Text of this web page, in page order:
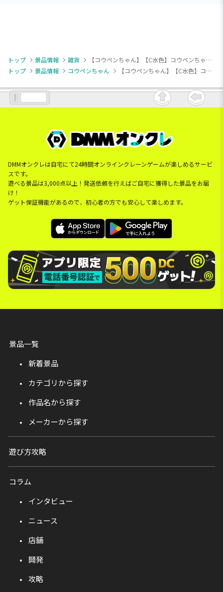
トップ 景品情報 雑貨
【コウペンちゃん】【C水色】コウペンちゃん カラビナつき 刺繍スクエアミニポーチ
トップ
景品情報 コウペンちゃん 【コウペンちゃん】【C水色】コウペンちゃん カラビナつき 刺繍スクエアミニポーチ
DMMオンクレは自宅にて24時間オンラインクレーンゲームが楽しめるサービ
スです。
遊べる景品は3,000点以上！発送依頼を行えばご自宅に獲得した景品をお届
け！
ゲット保証機能があるので、初心者の方でも安心して楽しめます。
景品一覧
新着景品
カテゴリから探す
作品名から探す
メーカーから探す
遊び方攻略
コラム
インタビュー
ニュース
店舗
開発
攻略